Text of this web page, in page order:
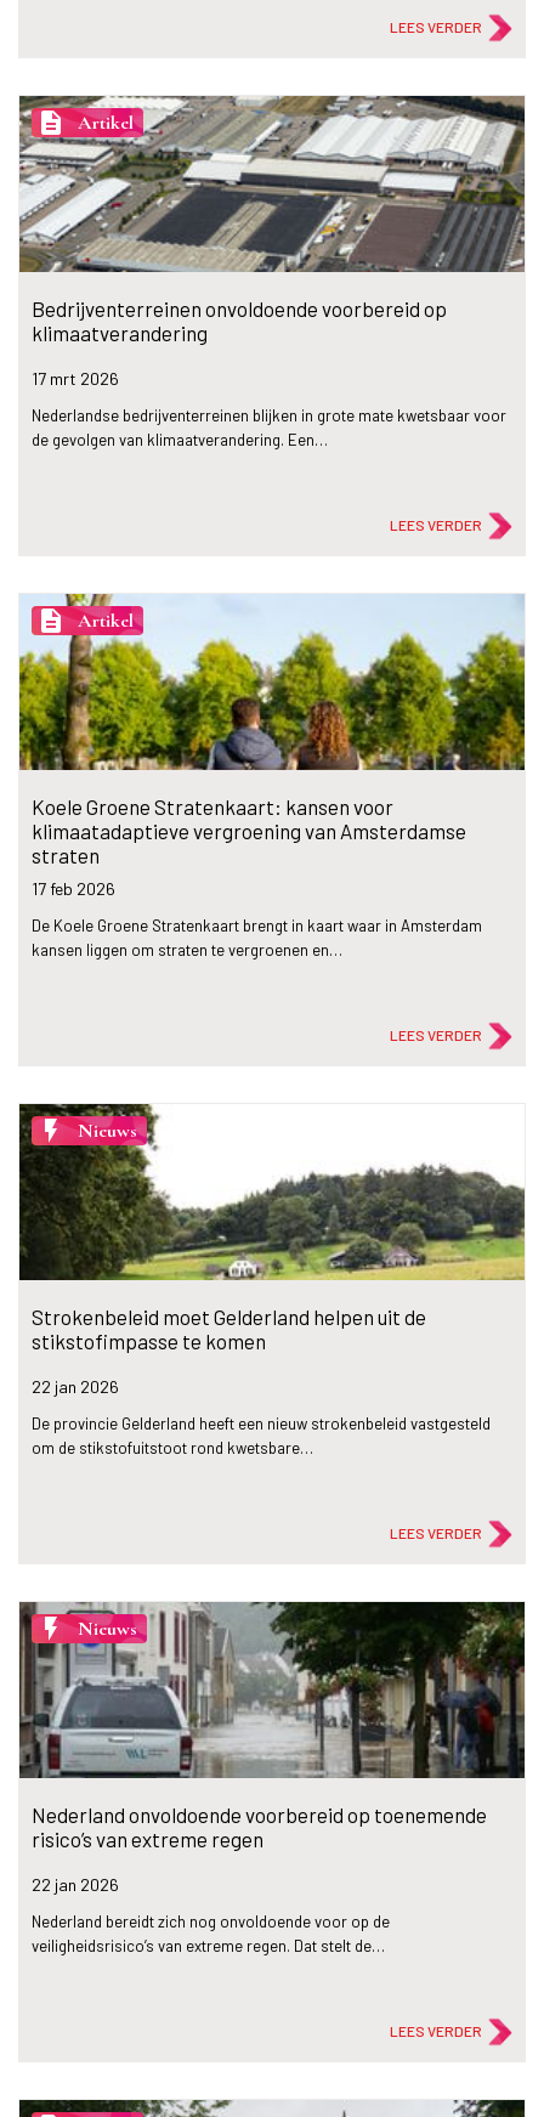
LEES VERDER
description Artikel
Bedrijventerreinen onvoldoende voorbereid op
klimaatverandering
17 mrt 2026
Nederlandse bedrijventerreinen blijken in grote mate kwetsbaar voor
de gevolgen van klimaatverandering. Een…
LEES VERDER
description Artikel
Koele Groene Stratenkaart: kansen voor
klimaatadaptieve vergroening van Amsterdamse
straten
17 feb 2026
De Koele Groene Stratenkaart brengt in kaart waar in Amsterdam
kansen liggen om straten te vergroenen en…
LEES VERDER
flash_on Nieuws
Strokenbeleid moet Gelderland helpen uit de
stikstofimpasse te komen
22 jan 2026
De provincie Gelderland heeft een nieuw strokenbeleid vastgesteld
om de stikstofuitstoot rond kwetsbare…
LEES VERDER
flash_on Nieuws
Nederland onvoldoende voorbereid op toenemende
risico’s van extreme regen
22 jan 2026
Nederland bereidt zich nog onvoldoende voor op de
veiligheidsrisico’s van extreme regen. Dat stelt de…
LEES VERDER